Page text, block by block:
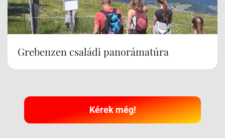
Grebenzen családi panorámatúra
Kérek még!